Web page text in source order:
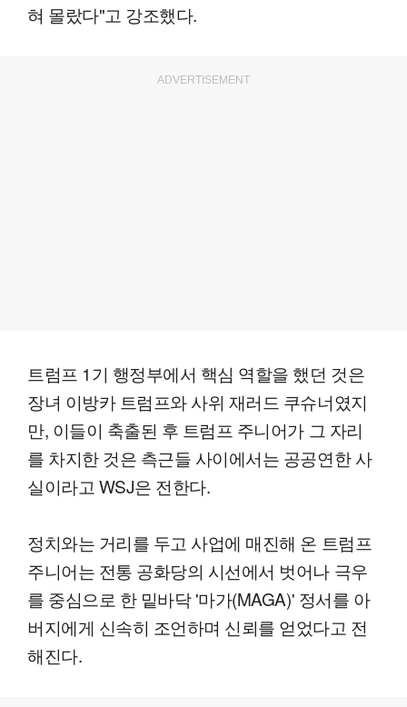
혀 몰랐다"고 강조했다.
ADVERTISEMENT
트럼프 1기 행정부에서 핵심 역할을 했던 것은
장녀 이방카 트럼프와 사위 재러드 쿠슈너였지
만, 이들이 축출된 후 트럼프 주니어가 그 자리
를 차지한 것은 측근들 사이에서는 공공연한 사
실이라고 WSJ은 전한다.
정치와는 거리를 두고 사업에 매진해 온 트럼프
주니어는 전통 공화당의 시선에서 벗어나 극우
를 중심으로 한 밑바닥 '마가(MAGA)' 정서를 아
버지에게 신속히 조언하며 신뢰를 얻었다고 전
해진다.